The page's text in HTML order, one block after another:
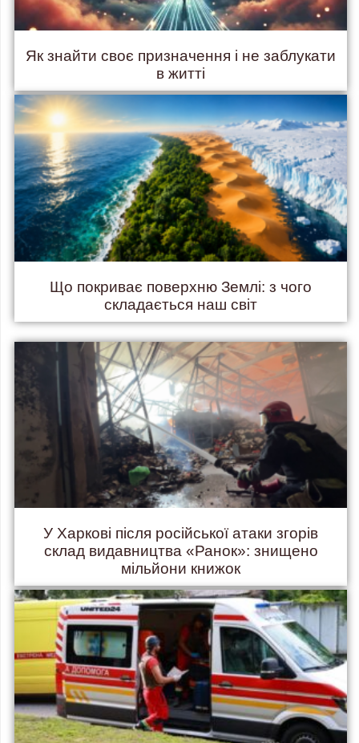
Як знайти своє призначення і не заблукати
в житті
Що покриває поверхню Землі: з чого
складається наш світ
У Харкові після російської атаки згорів
склад видавництва «Ранок»: знищено
мільйони книжок